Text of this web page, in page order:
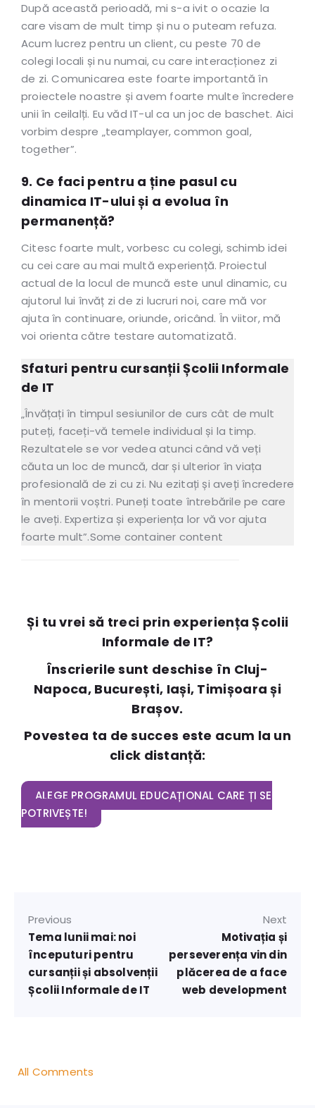
După această perioadă, mi s-a ivit o ocazie la
care visam de mult timp și nu o puteam refuza.
Acum lucrez pentru un client, cu peste 70 de
colegi locali și nu numai, cu care interacționez zi
de zi. Comunicarea este foarte importantă în
proiectele noastre și avem foarte multe încredere
unii în ceilalți. Eu văd IT-ul ca un joc de baschet. Aici
vorbim despre „teamplayer, common goal,
together”.
9. Ce faci pentru a ține pasul cu
dinamica IT-ului și a evolua în
permanență?
Citesc foarte mult, vorbesc cu colegi, schimb idei
cu cei care au mai multă experiență. Proiectul
actual de la locul de muncă este unul dinamic, cu
ajutorul lui învăț zi de zi lucruri noi, care mă vor
ajuta în continuare, oriunde, oricând. În viitor, mă
voi orienta către testare automatizată.
Sfaturi pentru cursanții Școlii Informale
de IT
„Învățați în timpul sesiunilor de curs cât de mult
puteți, faceți-vă temele individual și la timp.
Rezultatele se vor vedea atunci când vă veți
căuta un loc de muncă, dar și ulterior în viața
profesională de zi cu zi. Nu ezitați și aveți încredere
în mentorii voștri. Puneți toate întrebările pe care
le aveți. Expertiza și experiența lor vă vor ajuta
foarte mult”.Some container content
Și tu vrei să treci prin experiența Școlii
Informale de IT?
Înscrierile sunt deschise în Cluj-
Napoca, București, Iași, Timișoara și
Brașov.
Povestea ta de succes este acum la un
click distanță:
ALEGE PROGRAMUL EDUCAȚIONAL CARE ȚI SE
POTRIVEȘTE!
Previous
Tema lunii mai: noi
începuturi pentru
cursanții și absolvenții
Școlii Informale de IT
Next
Motivația și
perseverența vin din
plăcerea de a face
web development
All Comments